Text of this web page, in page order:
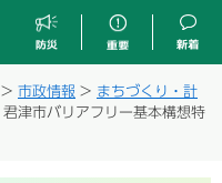
> 市政情報 > まちづくり・計
君津市バリアフリー基本構想特